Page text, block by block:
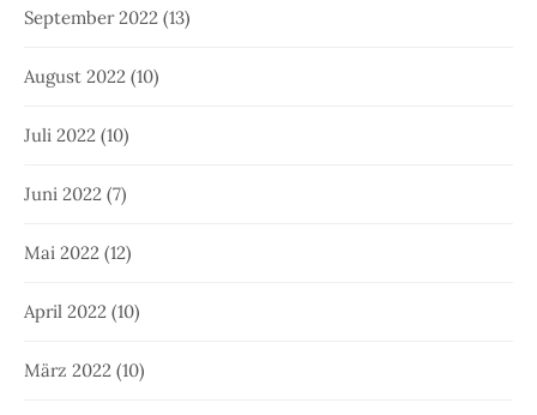
September 2022 (13)
August 2022 (10)
Juli 2022 (10)
Juni 2022 (7)
Mai 2022 (12)
April 2022 (10)
März 2022 (10)